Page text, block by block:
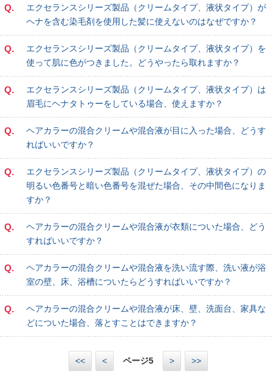
Q.
エクセランスシリーズ製品（クリームタイプ、液状タイプ）が
ヘナを含む染毛剤を使用した髪に使えないのはなぜですか？
Q.
エクセランスシリーズ製品（クリームタイプ、液状タイプ）を
使って肌に色がつきました。どうやったら取れますか？
Q.
エクセランスシリーズ製品（クリームタイプ、液状タイプ）は
眉毛にヘナタトゥーをしている場合、使えますか？
Q.
ヘアカラーの混合クリームや混合液が目に入った場合、どうす
ればいいですか？
Q.
エクセランスシリーズ製品（クリームタイプ、液状タイプ）の
明るい色番号と暗い色番号を混ぜた場合、その中間色になりま
すか？
Q.
ヘアカラーの混合クリームや混合液が衣類についた場合、どう
すればいいですか？
Q.
ヘアカラーの混合クリームや混合液を洗い流す際、洗い液が浴
室の壁、床、浴槽についたらどうすればいいですか？
Q.
ヘアカラーの混合クリームや混合液が床、壁、洗面台、家具な
どについた場合、落とすことはできますか？
<< < ページ5 > >>